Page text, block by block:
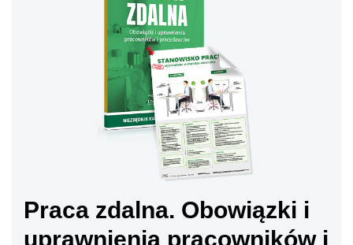
Praca zdalna. Obowiązki i
uprawnienia pracowników i